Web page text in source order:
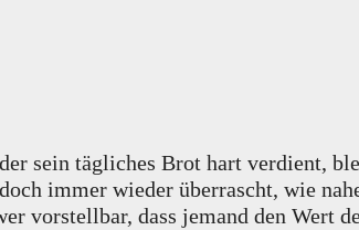
sein tägliches Brot hart verdient,
immer wieder überrascht, wie
vorstellbar, dass jemand den Wert